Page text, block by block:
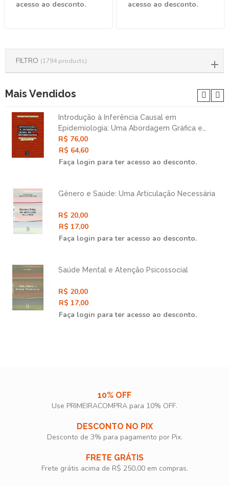
acesso ao desconto.
acesso ao desconto.
FILTRO (1794 products)
Mais Vendidos
Introdução à Inferência Causal em
Epidemiologia: Uma Abordagem Gráfica e
Contrafatual
R$ 76,00
R$ 64,60
Faça login para ter acesso ao desconto.
Gênero e Saúde: Uma Articulação Necessária
R$ 20,00
R$ 17,00
Faça login para ter acesso ao desconto.
Saúde Mental e Atenção Psicossocial
R$ 20,00
R$ 17,00
Faça login para ter acesso ao desconto.
10% OFF
Use PRIMEIRACOMPRA para 10% OFF.​
DESCONTO NO PIX
Desconto de 3% para pagamento por Pix.
FRETE GRÁTIS
Frete grátis acima de R$ 250,00 em compras.